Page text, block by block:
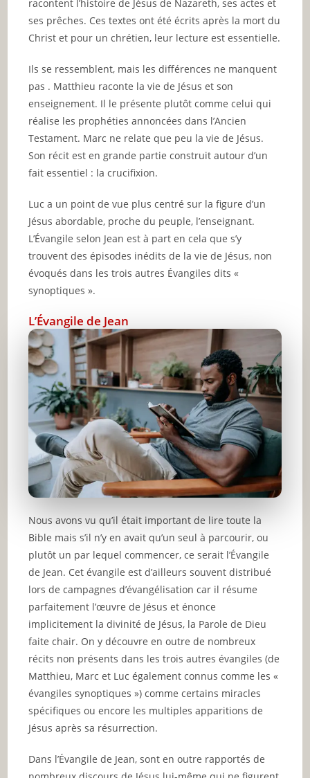
racontent l’histoire de Jésus de Nazareth, ses actes et
ses prêches. Ces textes ont été écrits après la mort du
Christ et pour un chrétien, leur lecture est essentielle.
Ils se ressemblent, mais les différences ne manquent
pas . Matthieu raconte la vie de Jésus et son
enseignement. Il le présente plutôt comme celui qui
réalise les prophéties annoncées dans l’Ancien
Testament. Marc ne relate que peu la vie de Jésus.
Son récit est en grande partie construit autour d’un
fait essentiel : la crucifixion.
Luc a un point de vue plus centré sur la figure d’un
Jésus abordable, proche du peuple, l’enseignant.
L’Évangile selon Jean est à part en cela que s’y
trouvent des épisodes inédits de la vie de Jésus, non
évoqués dans les trois autres Évangiles dits «
synoptiques ».
L’Évangile de Jean
Nous avons vu qu’il était important de lire toute la
Bible mais s’il n’y en avait qu’un seul à parcourir, ou
plutôt un par lequel commencer, ce serait l’Évangile
de Jean. Cet évangile est d’ailleurs souvent distribué
lors de campagnes d’évangélisation car il résume
parfaitement l’œuvre de Jésus et énonce
implicitement la divinité de Jésus, la Parole de Dieu
faite chair. On y découvre en outre de nombreux
récits non présents dans les trois autres évangiles (de
Matthieu, Marc et Luc également connus comme les «
évangiles synoptiques ») comme certains miracles
spécifiques ou encore les multiples apparitions de
Jésus après sa résurrection.
Dans l’Évangile de Jean, sont en outre rapportés de